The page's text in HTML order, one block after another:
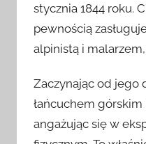
stycznia 1844 roku.
pewnością
alpinistą i
Zaczynając od jego
łańcuchem
angażując się w